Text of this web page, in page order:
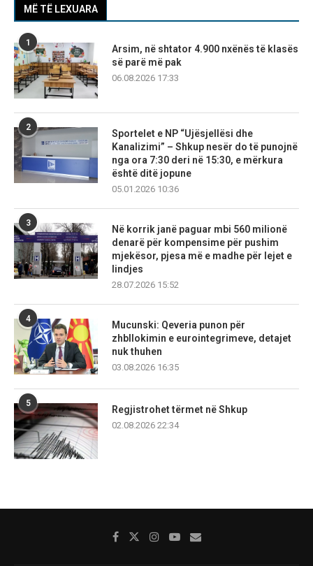
MË TË LEXUARA
1
Arsim, në shtator 4.900 nxënës të klasës
së parë më pak
06.08.2026 17:33
2
Sportelet e NP “Ujësjellësi dhe
Kanalizimi” – Shkup nesër do të punojnë
nga ora 7:30 deri në 15:30, e mërkura
është ditë jopune
05.01.2026 10:36
3
Në korrik janë paguar mbi 560 milionë
denarë për kompensime për pushim
mjekësor, pjesa më e madhe për lejet e
lindjes
28.07.2026 15:52
4
Mucunski: Qeveria punon për
zhbllokimin e eurointegrimeve, detajet
nuk thuhen
03.08.2026 16:35
5
Regjistrohet tërmet në Shkup
02.08.2026 22:34